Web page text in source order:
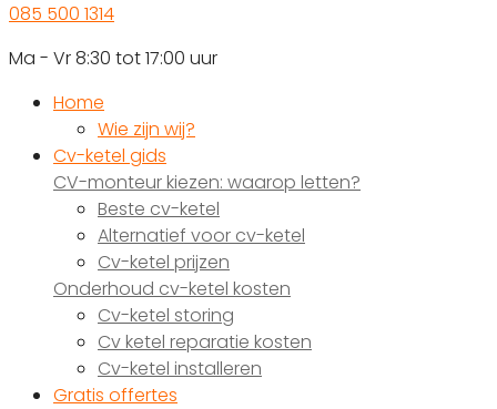
085 500 1314
Ma - Vr 8:30 tot 17:00 uur
Home
Wie zijn wij?
Cv-ketel gids
CV-monteur kiezen: waarop letten?
Beste cv-ketel
Alternatief voor cv-ketel
Cv-ketel prijzen
Onderhoud cv-ketel kosten
Cv-ketel storing
Cv ketel reparatie kosten
Cv-ketel installeren
Gratis offertes